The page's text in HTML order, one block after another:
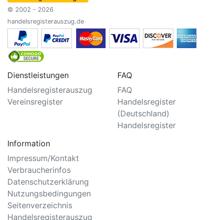
© 2002 - 2026
handelsregisterauszug.de
Dienstleistungen
Handelsregisterauszug
Vereinsregister
FAQ
FAQ
Handelsregister
(Deutschland)
Handelsregister
Information
Impressum/Kontakt
Verbraucherinfos
Datenschutzerklärung
Nutzungsbedingungen
Seitenverzeichnis
Handelsregisterauszug